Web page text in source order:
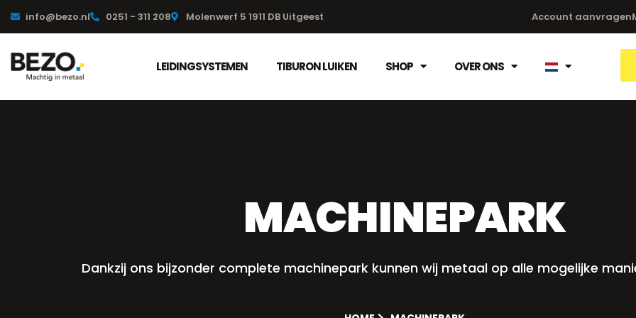
info@bezo.nl 0251 - 311 208 Molenwerf 5 1911 DB Uitgeest Account aanvragen
LEIDINGSYSTEMEN TIBURON LUIKEN SHOP OVER ONS
MACHINEPARK
Dankzij ons bijzonder complete machinepark kunnen wij metaal op alle mogelijke